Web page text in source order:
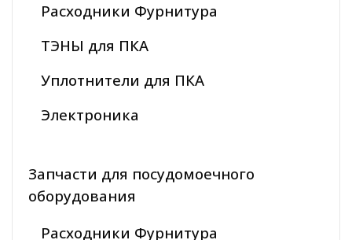
Расходники Фурнитура
ТЭНЫ для ПКА
Уплотнители для ПКА
Электроника
Запчасти для посудомоечного
оборудования
Расходники Фурнитура